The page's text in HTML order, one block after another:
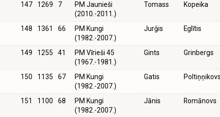
147 1269 7
PM Jaunieši
(2010.-2011.)
Tomass Kopeika
148 1361 66
PM Kungi
(1982.-2007.)
Jurģis Eglītis
149 1255 41
PM Vīrieši 45
(1967.-1981.)
Gints Grinbergs
150 1135 67
PM Kungi
(1982.-2007.)
Gatis
151 1100 68
PM Kungi
(1982.-2007.)
Jānis Romānovs